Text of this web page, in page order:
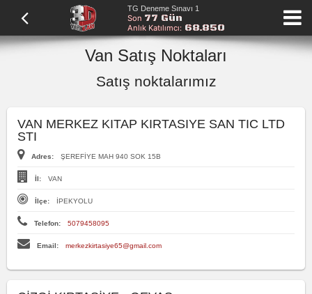
TG Deneme Sınavı 1
Son 77 Gün
Anlık Katılımcı: 68.850
Van Satış Noktaları
Satış noktalarımız
VAN MERKEZ KITAP KIRTASIYE SAN TIC LTD
STI
Adres: ŞEREFİYE MAH 940 SOK 15B
İl: VAN
İlçe: İPEKYOLU
Telefon: 5079458095
Email: merkezkirtasiye65@gmail.com